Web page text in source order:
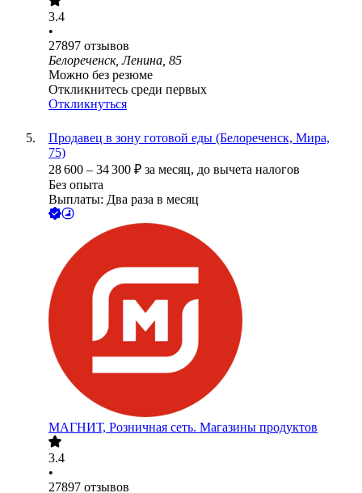
3.4
•
27897 отзывов
Белореченск, Ленина, 85
Можно без резюме
Откликнитесь среди первых
Откликнуться
Продавец в зону готовой еды (Белореченск, Мира,
75)
28 600 – 34 300 ₽ за месяц, до вычета налогов
Без опыта
Выплаты: Два раза в месяц
МАГНИТ, Розничная сеть. Магазины продуктов
3.4
•
27897 отзывов